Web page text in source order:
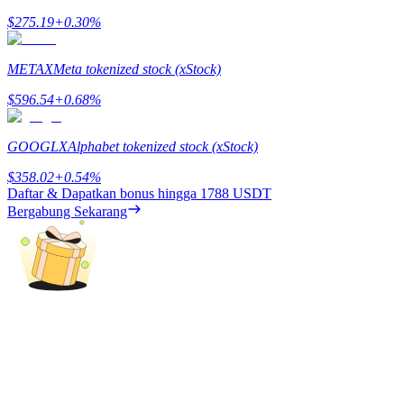
Menghasilkan
Babi Kekuatan
Dapatkan imbalan kompetitif setiap hari
$275.19+0.30%
METAXMeta tokenized stock (xStock)
$596.54+0.68%
GOOGLXAlphabet tokenized stock (xStock)
$358.02+0.54%
Daftar & Dapatkan bonus hingga 1788 USDT
Bergabung Sekarang